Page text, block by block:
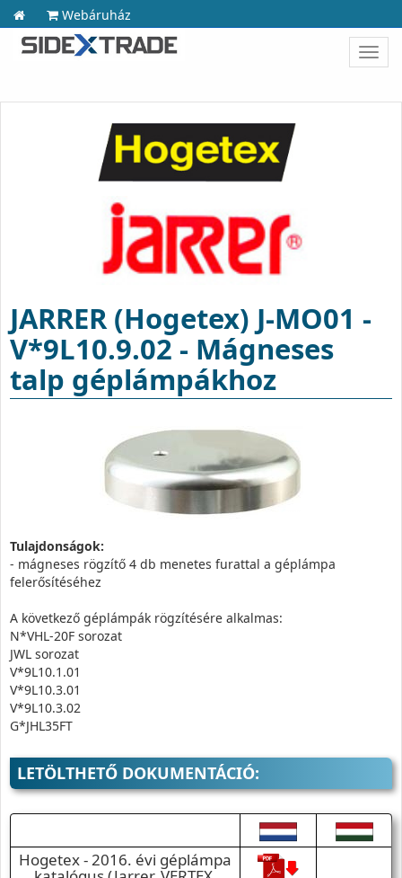
Webáruház
JARRER (Hogetex) J-MO01 -
V*9L10.9.02 - Mágneses
talp géplámpákhoz
Tulajdonságok:
- mágneses rögzítő 4 db menetes furattal a géplámpa
felerősítéséhez
A következő géplámpák rögzítésére alkalmas:
N*VHL-20F sorozat
JWL sorozat
V*9L10.1.01
V*9L10.3.01
V*9L10.3.02
G*JHL35FT
LETÖLTHETŐ DOKUMENTÁCIÓ:
Hogetex - 2016. évi géplámpa